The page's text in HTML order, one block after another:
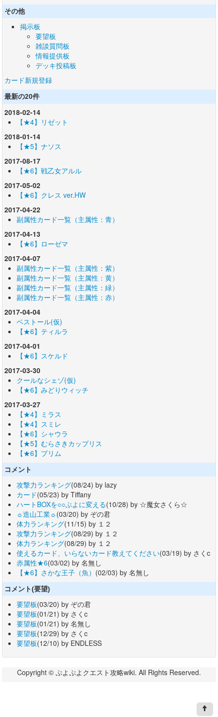
その他
掲示板
要望板
雑談質問板
情報提供板
デッキ投稿板
カード新規登録
最新の20件
2018-02-14
【★4】リゼット
2018-01-14
【★5】ナソス
2017-08-17
【★6】戦乙女アルル
2017-05-02
【★6】クレス ver.HW
2017-04-22
副属性カード一覧（主属性：青）
2017-04-13
【★6】ローゼマ
2017-04-07
副属性カード一覧（主属性：紫）
副属性カード一覧（主属性：黄）
副属性カード一覧（主属性：緑）
副属性カード一覧（主属性：赤）
2017-04-04
ベストール(仮)
【★6】ティルラ
2017-04-01
【★6】スケルド
2017-03-30
クールなシェゾ(仮)
【★6】みどりウィッチ
2017-03-27
【★4】ミラス
【★4】スミレ
【★6】シャウラ
【★5】むらさきカップリス
【★6】プリム
コメント
攻撃力ランキング(08/24) by lazy
カード(05/23) by Tiffany
ハートBOXを○○ぷよに変える(10/28) by ☆魔女さくら☆
☼造山工業☼(03/20) by ぞの君
体力ランキング(11/15) by １２
攻撃力ランキング(08/29) by １２
体力ランキング(08/29) by １２
使えるカード、いらないカード教えてください(03/19) by さくc
赤属性★6(03/02) by 名無し
【★6】さかな王子（魚） (02/03) by 名無し
コメント(要望)
要望板(03/20) by ぞの君
要望板(01/21) by さくc
要望板(01/21) by 名無し
要望板(12/29) by さくc
要望板(12/10) by ENDLESS
Copyright © ぷよぷよクエスト攻略wiki. All Rights Reserved.